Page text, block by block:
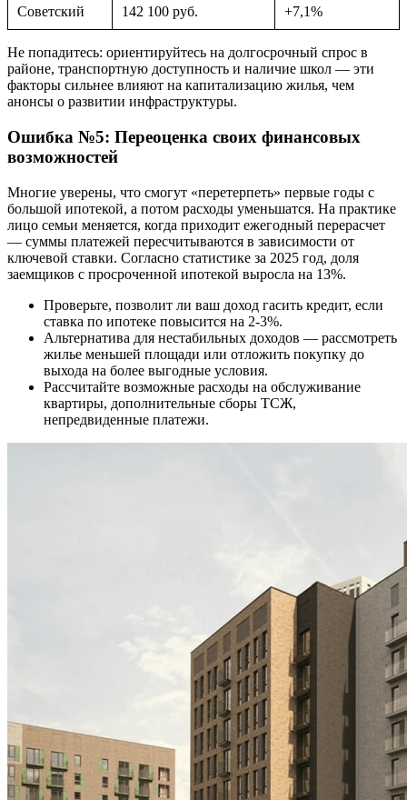
Советский 142 100 руб. +7,1%
Не попадитесь: ориентируйтесь на долгосрочный спрос в
районе, транспортную доступность и наличие школ — эти
факторы сильнее влияют на капитализацию жилья, чем
анонсы о развитии инфраструктуры.
Ошибка №5: Переоценка своих финансовых
возможностей
Многие уверены, что смогут «перетерпеть» первые годы с
большой ипотекой, а потом расходы уменьшатся. На практике
лицо семьи меняется, когда приходит ежегодный перерасчет
— суммы платежей пересчитываются в зависимости от
ключевой ставки. Согласно статистике за 2025 год, доля
заемщиков с просроченной ипотекой выросла на 13%.
Проверьте, позволит ли ваш доход гасить кредит, если
ставка по ипотеке повысится на 2-3%.
Альтернатива для нестабильных доходов — рассмотреть
жилье меньшей площади или отложить покупку до
выхода на более выгодные условия.
Рассчитайте возможные расходы на обслуживание
квартиры, дополнительные сборы ТСЖ,
непредвиденные платежи.